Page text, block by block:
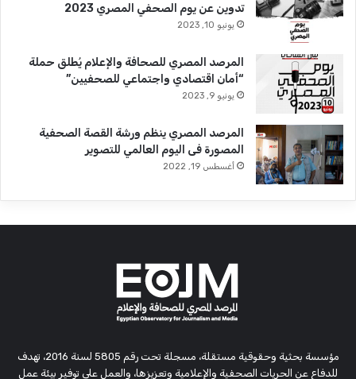
تدوين عن يوم الصحفي المصري 2023
يونيو 10, 2023
المرصد المصري للصحافة والإعلام يُطلق حملة
“أمان اقتصادي واجتماعي للصحفيين”
يونيو 9, 2023
المرصد المصري ينظم ورشة القصة الصحفية
المصورة فى اليوم العالمي للتصوير
أغسطس 19, 2022
مؤسسة بحثية وحقوقية مستقلة، مسجلة تحت رقم 5805 لسنة 2016، تهدف
للدفاع عن الحريات الصحفية والإعلامية وتعزيزها، والعمل على توفير بيئة عمل